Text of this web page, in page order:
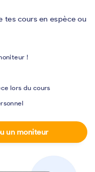
tes cours en espèce ou
!
lors du cours
un moniteur